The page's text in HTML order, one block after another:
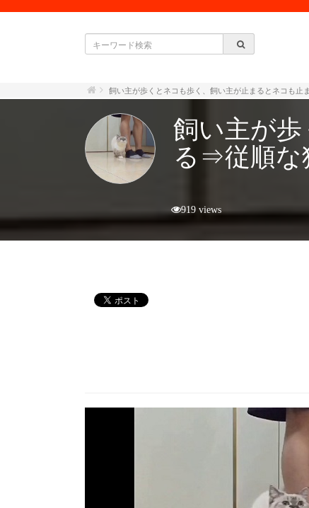
飼い主が歩くとネコも歩く、飼い主が止まるとネコも
飼い主が
る⇒従順
919 views